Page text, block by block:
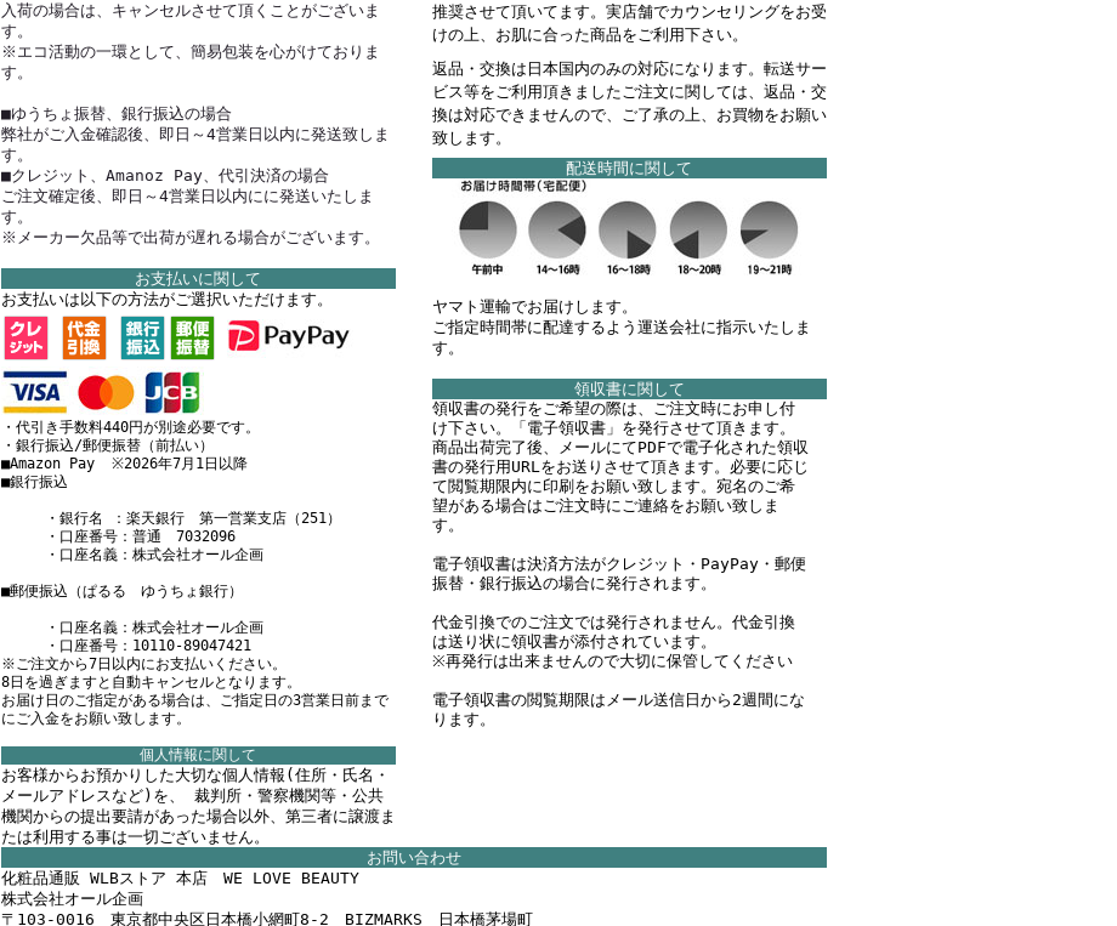
入荷の場合は、キャンセルさせて頂くことがございま
す。
※エコ活動の一環として、簡易包装を心がけておりま
す。
■ゆうちょ振替、銀行振込の場合
弊社がご入金確認後、即日～4営業日以内に発送致しま
す。
■クレジット、Amanoz Pay、代引決済の場合
ご注文確定後、即日～4営業日以内にに発送いたしま
す。
※メーカー欠品等で出荷が遅れる場合がございます。
お支払いに関して
お支払いは以下の方法がご選択いただけます。
・代引き手数料440円が別途必要です。
・銀行振込/郵便振替（前払い）
■Amazon Pay ※2026年7月1日以降
■銀行振込
・銀行名 ：楽天銀行 第一営業支店（251）
・口座番号：普通 7032096
・口座名義：株式会社オール企画
■郵便振込（ぱるる ゆうちょ銀行）
・口座名義：株式会社オール企画
・口座番号：10110-89047421
※ご注文から7日以内にお支払いください。
8日を過ぎますと自動キャンセルとなります。
お届け日のご指定がある場合は、ご指定日の3営業日前まで
にご入金をお願い致します。
個人情報に関して
お客様からお預かりした大切な個人情報(住所・氏名・
メールアドレスなど)を、 裁判所・警察機関等・公共
機関からの提出要請があった場合以外、第三者に譲渡ま
たは利用する事は一切ございません。
推奨させて頂いてます。実店舗でカウンセリングをお受
けの上、お肌に合った商品をご利用下さい。
返品・交換は日本国内のみの対応になります。転送サー
ビス等をご利用頂きましたご注文に関しては、返品・交
換は対応できませんので、ご了承の上、お買物をお願い
致します。
配送時間に関して
ヤマト運輸でお届けします。
ご指定時間帯に配達するよう運送会社に指示いたしま
す。
領収書に関して
領収書の発行をご希望の際は、ご注文時にお申し付
け下さい。「電子領収書」を発行させて頂きます。
商品出荷完了後、メールにてPDFで電子化された領収
書の発行用URLをお送りさせて頂きます。必要に応じ
て閲覧期限内に印刷をお願い致します。宛名のご希
望がある場合はご注文時にご連絡をお願い致しま
す。
電子領収書は決済方法がクレジット・PayPay・郵便
振替・銀行振込の場合に発行されます。
代金引換でのご注文では発行されません。代金引換
は送り状に領収書が添付されています。
※再発行は出来ませんので大切に保管してください
電子領収書の閲覧期限はメール送信日から2週間にな
ります。
お問い合わせ
化粧品通販 WLBストア 本店 WE LOVE BEAUTY
株式会社オール企画
〒103-0016 東京都中央区日本橋小網町8-2 BIZMARKS 日本橋茅場町